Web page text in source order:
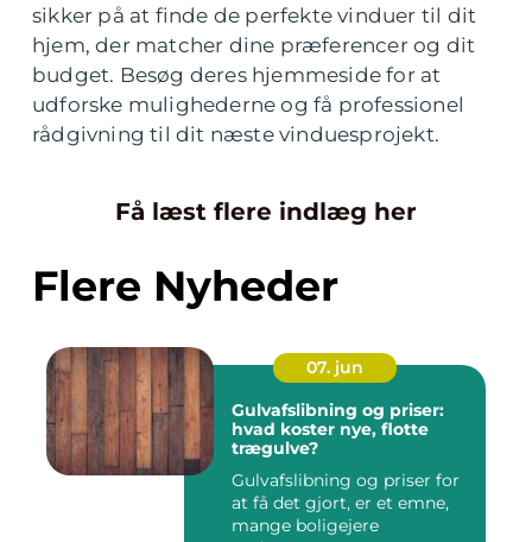
sikker på at finde de perfekte vinduer til dit
hjem, der matcher dine præferencer og dit
budget. Besøg deres hjemmeside for at
udforske mulighederne og få professionel
rådgivning til dit næste vinduesprojekt.
Få læst flere indlæg her
Flere Nyheder
07. jun
Gulvafslibning og priser:
hvad koster nye, flotte
trægulve?
Gulvafslibning og priser for
at få det gjort, er et emne,
mange boligejere